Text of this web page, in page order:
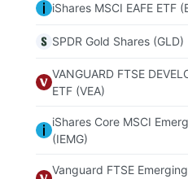
iShares MSCI EAFE ETF
SPDR Gold Shares (GLD)
VANGUARD FTSE
ETF (VEA)
iShares Core MSCI
(IEMG)
Vanguard FTSE